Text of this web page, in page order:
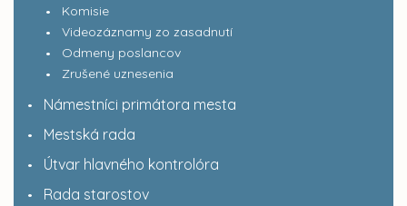
Komisie
Videozáznamy zo zasadnutí
Odmeny poslancov
Zrušené uznesenia
Námestníci primátora mesta
Mestská rada
Útvar hlavného kontrolóra
Rada starostov